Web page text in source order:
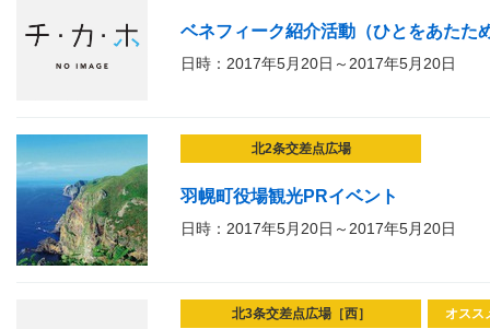
ベネフィーク紹介活動（ひとをあたた
日時：2017年5月20日～2017年5月20日
北2条交差点広場
羽幌町役場観光PRイベント
日時：2017年5月20日～2017年5月20日
北3条交差点広場［西］ オスス